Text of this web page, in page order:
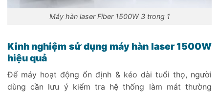
Máy hàn laser Fiber 1500W 3 trong 1
Kinh nghiệm sử dụng máy hàn laser 1500W
hiệu quả
Để máy hoạt động ổn định & kéo dài tuổi thọ, người
dùng cần lưu ý kiểm tra hệ thống làm mát thường